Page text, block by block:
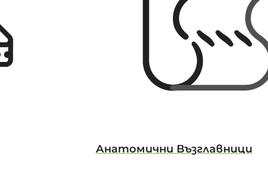
Анатомични Възглавници